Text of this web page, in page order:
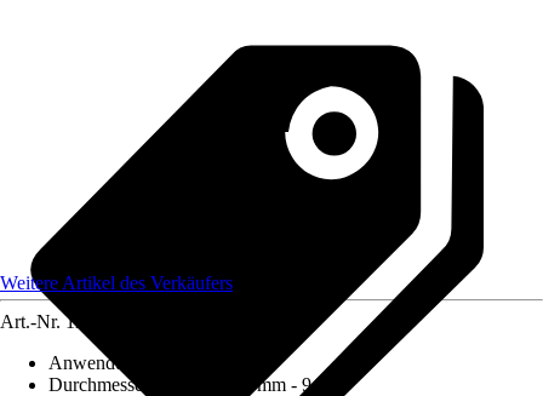
Weitere Artikel des Verkäufers
Art.-Nr. 12590031
Anwendungsbereich
Durchmesser (von - bis)
9 mm - 9 mm